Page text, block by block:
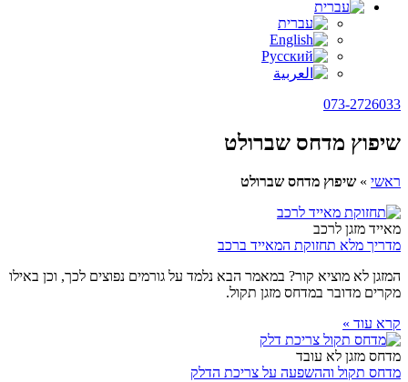
073-2726033
שיפוץ מדחס שברולט
ראשי » שיפוץ מדחס שברולט
מאייד מזגן לרכב
מדריך מלא תחזוקת המאייד ברכב
המזגן לא מוציא קור? במאמר הבא נלמד על גורמים נפוצים לכך, וכן באילו
מקרים מדובר במדחס מזגן תקול.
קרא עוד »
מדחס מזגן לא עובד
מדחס תקול וההשפעה על צריכת הדלק